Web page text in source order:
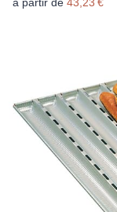
à partir de 43,23 €